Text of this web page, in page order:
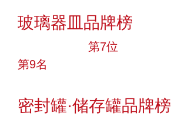
玻璃器皿品牌榜
第7位
第9名
密封罐·储存罐品牌榜